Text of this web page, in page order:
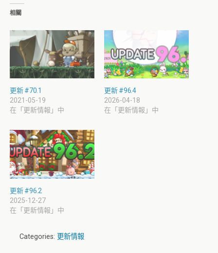
相關
更新 #70.1
2021-05-19
在「更新情報」中
更新 #96.4
2026-04-18
在「更新情報」中
更新 #96.2
2025-12-27
在「更新情報」中
Categories: 更新情報